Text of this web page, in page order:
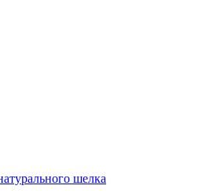
шелка